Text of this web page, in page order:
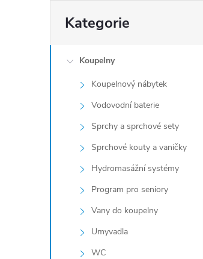
kategorie
Kategorie
Koupelny
Koupelnový nábytek
Vodovodní baterie
Sprchy a sprchové sety
Sprchové kouty a vaničky
Hydromasážní systémy
Program pro seniory
Vany do koupelny
Umyvadla
WC